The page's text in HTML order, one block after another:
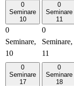
0
Seminare
10
0
Seminare,
10
0
Seminare
11
0
Seminare,
11
0
Seminare
17
0
Seminare
18